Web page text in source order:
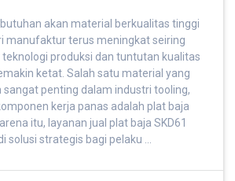
akan material berkualitas tinggi
manufaktur terus meningkat seiring
produksi dan tuntutan kualitas
ketat. Salah satu material yang
sangat penting dalam industri tooling,
kerja panas adalah plat baja
itu, layanan jual plat baja SKD61
solusi strategis bagi pelaku …